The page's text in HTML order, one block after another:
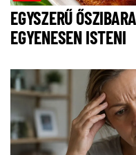
EGYSZERŰ
EGYENESEN ISTENI